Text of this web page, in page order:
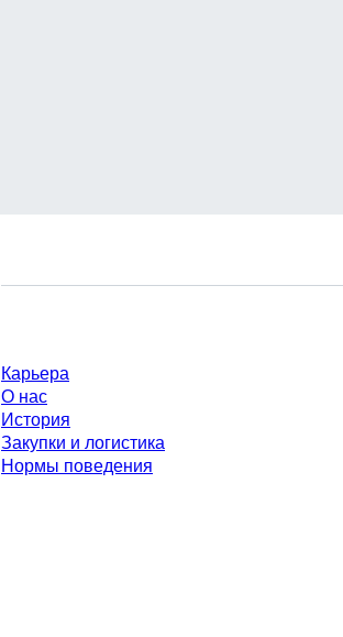
Карьера
О нас
История
Закупки и логистика
Нормы поведения